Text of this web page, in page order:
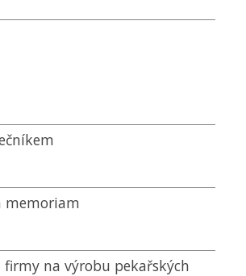
memoriam
na výrobu pekařských